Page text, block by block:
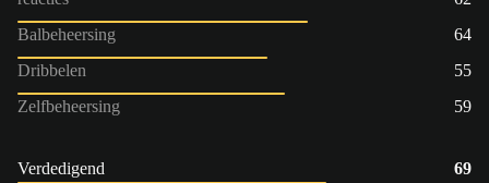
Balbeheersing
64
Dribbelen
55
Zelfbeheersing
59
Verdedigend
69